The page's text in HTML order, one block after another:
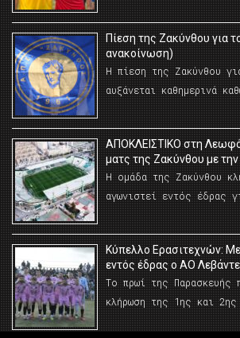
Πίεση της Ζακύνθου για
ανακοίνωση)
Η πίεση της Ζακύνθου
αυξάνεται καθημερινά
AΠΟΚΛΕΙΣΤΙΚΟ στη
ματς της Ζακύνθου με
Η ομάδα της Ζακύνθου
αγωνιστεί εντός έδρας
Κύπελλο Ερασιτεχνών:
εντός έδρας ο ΑΟ Λεβάντε
Το πρωί της Παρασκευής
κλήρωση της 1ης και